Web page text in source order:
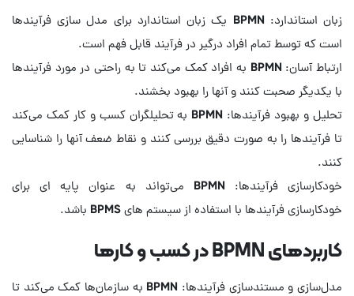
زبان استاندارد: BPMN یک زبان استاندارد برای مدل سازی فرآیندها
ارتباط آسان: BPMN به افراد کمک می‌کند تا به راحتی در مورد فرآیندها
تحلیل و بهبود فرآیندها: BPMN به تحلیلگران کسب و کار کمک می‌کند
تا فرآیندها را به صورت دقیق بررسی کنند و نقاط ضعف آنها را شناسایی
خودکارسازی فرآیندها: BPMN می‌تواند به عنوان پایه ای برای
خودکارسازی فرآیندها با استفاده از سیستم های BPMS باشد.
کاربردهای BPMN در کسب و کارها
مدل‌سازی و مستندسازی فرآیندها: BPMN به سازمان‌ها کمک می‌کند تا